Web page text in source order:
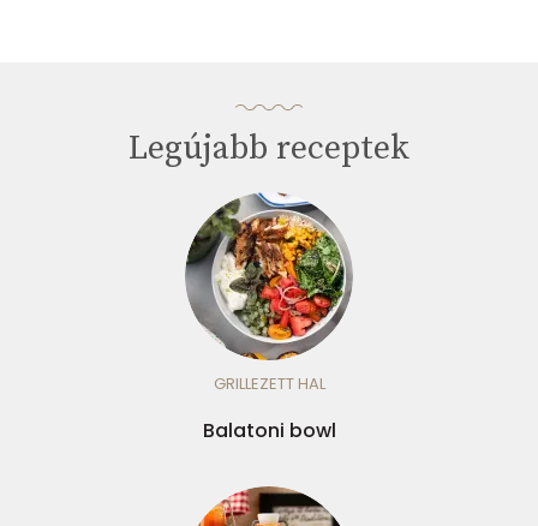
Legújabb receptek
GRILLEZETT HAL
Balatoni bowl